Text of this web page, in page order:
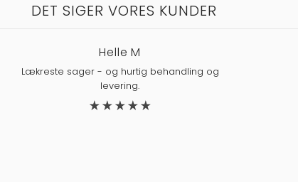
DET SIGER VORES KUNDER
Helle M
Lækreste sager - og hurtig behandling og
levering.